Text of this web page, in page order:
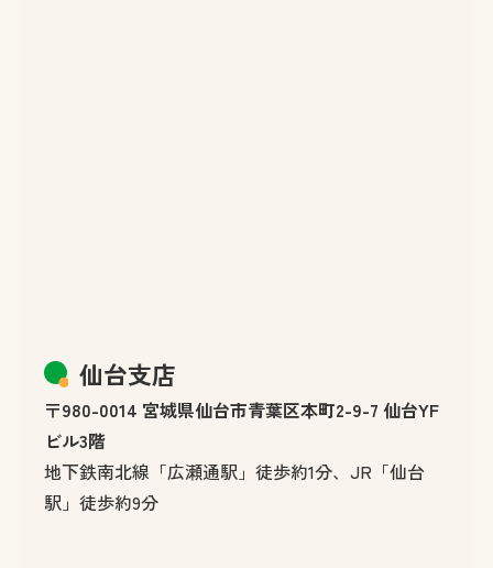
仙台支店
〒980-0014 宮城県仙台市青葉区本町2-9-7 仙台YF
ビル3階
地下鉄南北線「広瀬通駅」徒歩約1分、JR「仙台
駅」徒歩約9分